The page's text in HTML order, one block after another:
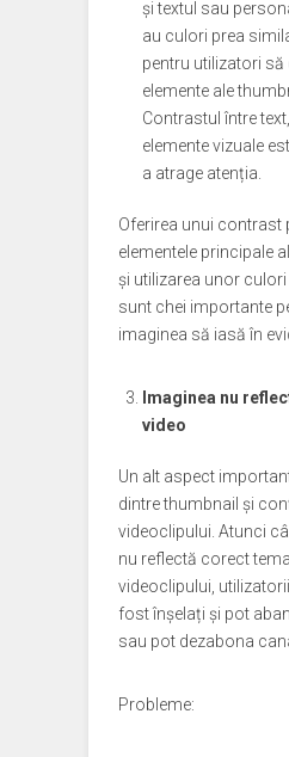
și textul sau
au culori prea
pentru utilizatori
elemente ale
Contrastul între
elemente vizuale
a atrage atenția.
Oferirea unui contrast
elementele principale
și utilizarea unor
sunt chei importante
imaginea să iasă în
Imaginea nu
video
Un alt aspect
dintre thumbnail și
videoclipului. Atunci
nu reflectă corect
videoclipului,
fost înșelați și pot
sau pot dezabona
Probleme: